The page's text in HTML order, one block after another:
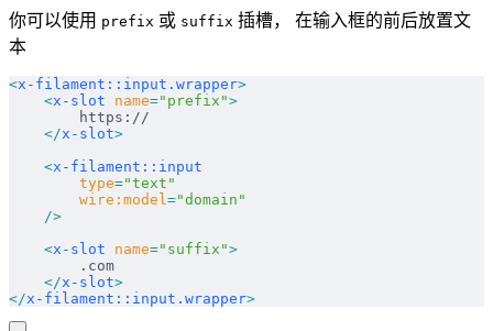
你可以使用 prefix 或 suffix 插槽， 在输入框的前后放置文
本
<x-filament::input.wrapper>
    <
x-slot name="prefix">
        https://
    </
x-slot>
    <
x-filament::input
        type
="text"
        wire:model
="domain"
    />
    <
x-slot name="suffix">
        .com
    </
x-slot>
</x-filament::input.wrapper>